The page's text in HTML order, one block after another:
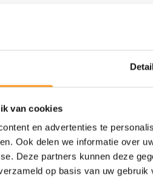
van cookies
en advertenties te
Ook delen we informatie over
Deze partners kunnen deze
op basis van uw gebruik
van onze werknemers en
loopbaan en het persoonlijk
carrièremogelijkheden in een
en bijpassende
aan de collectieve
een midden- en einde
en ervaring tussen de € 4000
waar bij de werkgever